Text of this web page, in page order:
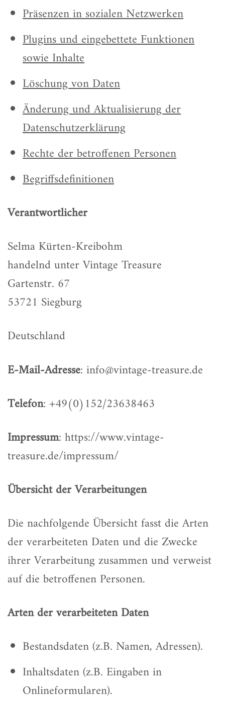
Präsenzen in sozialen Netzwerken
Plugins und eingebettete Funktionen
sowie Inhalte
Löschung von Daten
Änderung und Aktualisierung der
Datenschutzerklärung
Rechte der betroffenen Personen
Begriffsdefinitionen
Verantwortlicher
Selma Kürten-Kreibohm
handelnd unter Vintage Treasure
Gartenstr. 67
53721 Siegburg
Deutschland
E-Mail-Adresse: info@vintage-treasure.de
Telefon: +49(0)152/23638463
Impressum:https://www.vintage-
treasure.de/impressum/
Übersicht der Verarbeitungen
Die nachfolgende Übersicht fasst die Arten
der verarbeiteten Daten und die Zwecke
ihrer Verarbeitung zusammen und verweist
auf die betroffenen Personen.
Arten der verarbeiteten Daten
Bestandsdaten (z.B. Namen, Adressen).
Inhaltsdaten (z.B. Eingaben in
Onlineformularen).